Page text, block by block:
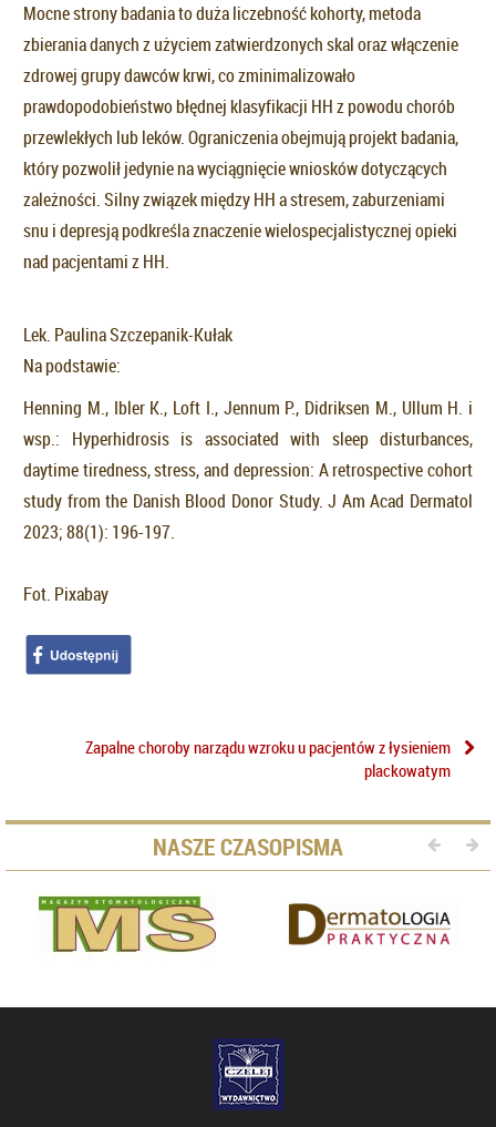
Mocne strony badania to duża liczebność kohorty, metoda
zbierania danych z użyciem zatwierdzonych skal oraz włączenie
zdrowej grupy dawców krwi, co zminimalizowało
prawdopodobieństwo błędnej klasyfikacji HH z powodu chorób
przewlekłych lub leków. Ograniczenia obejmują projekt badania,
który pozwolił jedynie na wyciągnięcie wniosków dotyczących
zależności. Silny związek między HH a stresem, zaburzeniami
snu i depresją podkreśla znaczenie wielospecjalistycznej opieki
nad pacjentami z HH.
Lek. Paulina Szczepanik-Kułak
Na podstawie:
Henning M., Ibler K., Loft I., Jennum P., Didriksen M., Ullum H. i
wsp.: Hyperhidrosis is associated with sleep disturbances,
daytime tiredness, stress, and depression: A retrospective cohort
study from the Danish Blood Donor Study. J Am Acad Dermatol
2023; 88(1): 196-197.
Fot. Pixabay
Zapalne choroby narządu wzroku u pacjentów z łysieniem
plackowatym
NASZE CZASOPISMA